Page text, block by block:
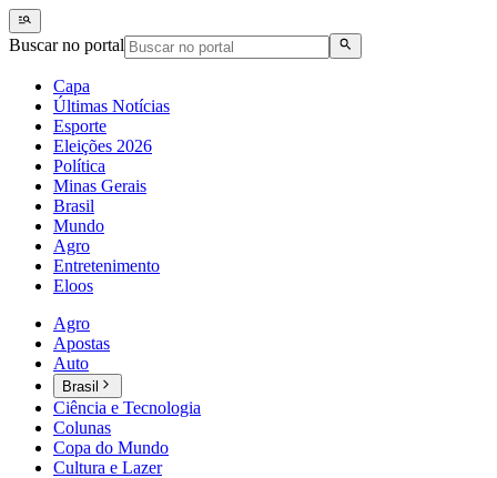
Buscar no portal
Capa
Últimas Notícias
Esporte
Eleições 2026
Política
Minas Gerais
Brasil
Mundo
Agro
Entretenimento
Eloos
Agro
Apostas
Auto
Brasil
Ciência e Tecnologia
Colunas
Copa do Mundo
Cultura e Lazer